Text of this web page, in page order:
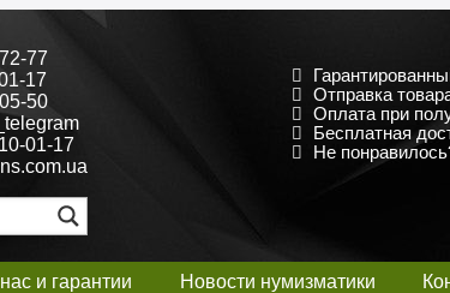
77
17
50
01-17
Отправка
Оплата при
Бесплатная
Не
и гарантии Новости нумизматики